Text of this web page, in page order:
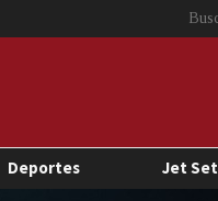
Deportes Jet Set